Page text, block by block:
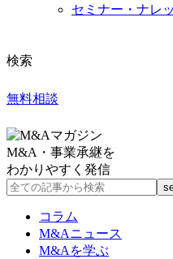
セミナー・ナレ
検索
無料相談
M&A・事業承継を
わかりやすく発信
コラム
M&Aニュース
M&Aを学ぶ